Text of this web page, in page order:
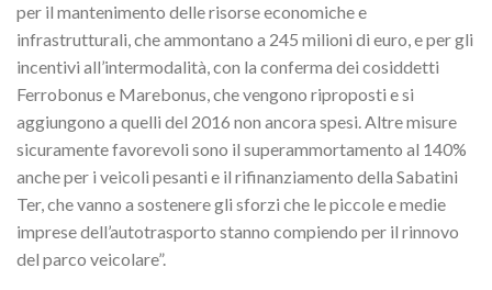
per il mantenimento delle risorse economiche e
infrastrutturali, che ammontano a 245 milioni di euro, e per gli
incentivi all’intermodalità, con la conferma dei cosiddetti
Ferrobonus e Marebonus, che vengono riproposti e si
aggiungono a quelli del 2016 non ancora spesi. Altre misure
sicuramente favorevoli sono il superammortamento al 140%
anche per i veicoli pesanti e il rifinanziamento della Sabatini
Ter, che vanno a sostenere gli sforzi che le piccole e medie
imprese dell’autotrasporto stanno compiendo per il rinnovo
del parco veicolare”.